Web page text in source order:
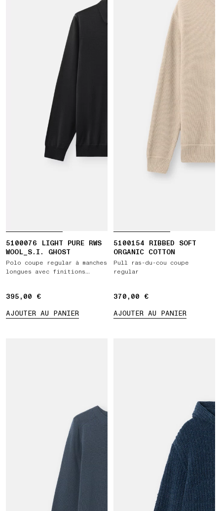
5100076 LIGHT PURE RWS
WOOL_S.I. GHOST
Polo coupe regular à manches
longues avec finitions
395,00 €
395,00 €
AJOUTER AU PANIER
5100154 RIBBED SOFT
ORGANIC COTTON
Pull ras-du-cou coupe
regular
370,00 €
370,00 €
AJOUTER AU PANIER